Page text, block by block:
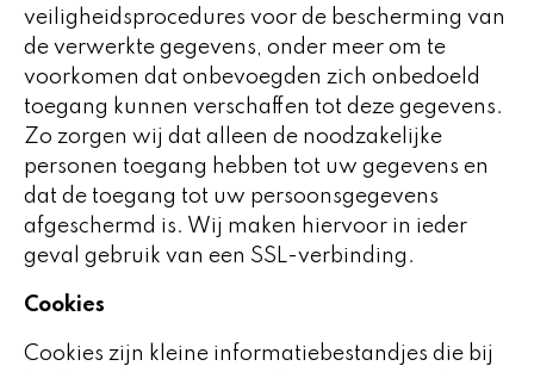
veiligheidsprocedures voor de bescherming van
de verwerkte gegevens, onder meer om te
voorkomen dat onbevoegden zich onbedoeld
toegang kunnen verschaffen tot deze gegevens.
Zo zorgen wij dat alleen de noodzakelijke
personen toegang hebben tot uw gegevens en
dat de toegang tot uw persoonsgegevens
afgeschermd is. Wij maken hiervoor in ieder
geval gebruik van een SSL-verbinding.
Cookies
Cookies zijn kleine informatiebestandjes die bij